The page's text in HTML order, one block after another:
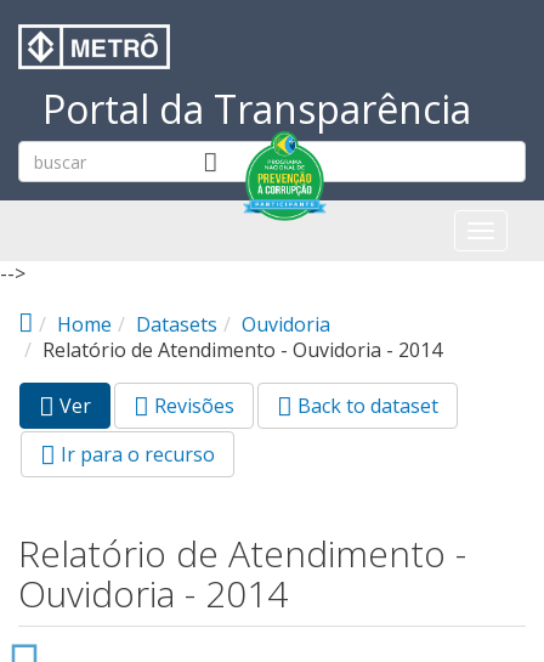
Portal da Transparência
-->
Home
Datasets
Ouvidoria
Relatório de Atendimento - Ouvidoria - 2014
Abas primárias
Ver
ativa)
Revisões
Back to dataset
Ir para o recurso
Relatório de Atendimento -
Ouvidoria - 2014